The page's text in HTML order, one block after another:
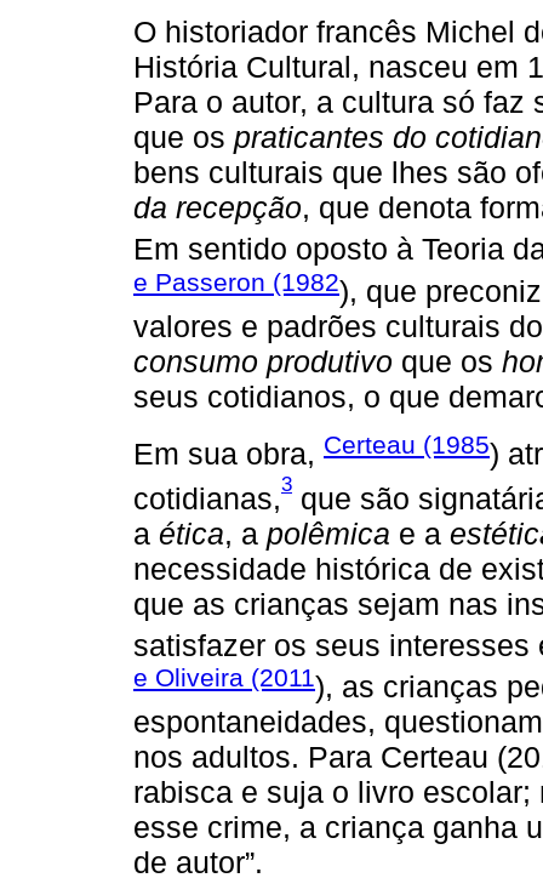
O historiador francês Michel
História Cultural, nasceu em
Para o autor, a cultura só
que os praticantes do
bens culturais que lhes são
da recepção, que denota
Em sentido oposto à Teoria
e Passeron (1982), que
valores e padrões culturais
consumo produtivo que os
seus cotidianos, o que
Em sua obra, Certeau (1985)
cotidianas,3 que são
a ética, a polêmica e a
necessidade histórica de
que as crianças sejam nas
satisfazer os seus
e Oliveira (2011), as crianças
espontaneidades,
nos adultos. Para Certeau
rabisca e suja o livro
esse crime, a criança ganha
de autor”.